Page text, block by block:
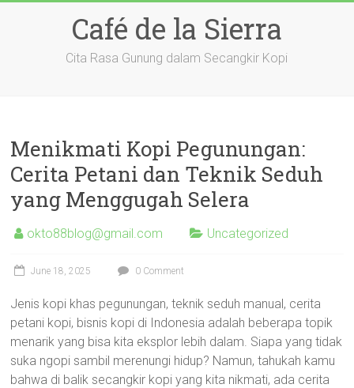
Café de la Sierra
Cita Rasa Gunung dalam Secangkir Kopi
Menikmati Kopi Pegunungan:
Cerita Petani dan Teknik Seduh
yang Menggugah Selera
okto88blog@gmail.com Uncategorized
June 18, 2025 0 Comment
Jenis kopi khas pegunungan, teknik seduh manual, cerita
petani kopi, bisnis kopi di Indonesia adalah beberapa topik
menarik yang bisa kita eksplor lebih dalam. Siapa yang tidak
suka ngopi sambil merenungi hidup? Namun, tahukah kamu
bahwa di balik secangkir kopi yang kita nikmati, ada cerita